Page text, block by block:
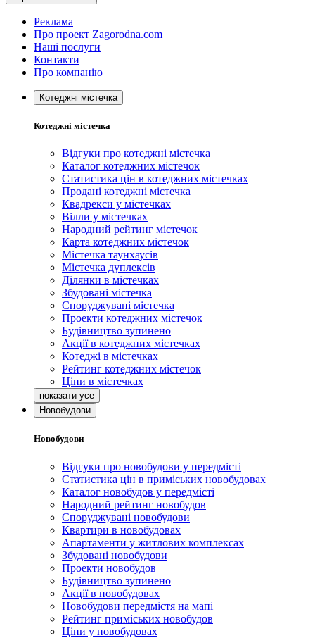
Реклама
Про проект Zagorodna.com
Наші послуги
Контакти
Про компанію
Котеджні містечка
Котеджні містечка
Відгуки про котеджні містечка
Каталог котеджних містечок
Статистика цін в котеджних містечках
Продані котеджні містечка
Квадрекси у містечках
Вілли у містечках
Народний рейтинг містечок
Карта котеджних містечок
Містечка таунхаусів
Містечка дуплексів
Ділянки в містечках
Збудовані містечка
Споруджувані містечка
Проекти котеджних містечок
Будівництво зупинено
Акції в котеджних містечках
Котеджі в містечках
Рейтинг котеджних містечок
Ціни в містечках
Новобудови
Новобудови
Відгуки про новобудови у передмісті
Статистика цін в приміських новобудовах
Каталог новобудов у передмісті
Народний рейтинг новобудов
Споруджувані новобудови
Квартири в новобудовах
Апартаменти у житлових комплексах
Збудовані новобудови
Проекти новобудов
Будівництво зупинено
Акції в новобудовах
Новобудови передмістя на мапі
Рейтинг приміських новобудов
Ціни у новобудовах